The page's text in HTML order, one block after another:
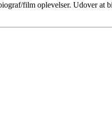
film oplevelser. Udover at